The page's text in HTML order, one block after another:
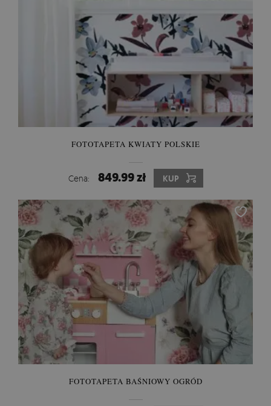
FOTOTAPETA KWIATY POLSKIE
Cena: 849.99 zł KUP
FOTOTAPETA BAŚNIOWY OGRÓD